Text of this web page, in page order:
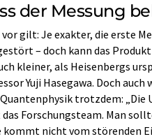
der Messung
vor gilt: Je exakter, die erste
– doch kann das
kleiner, als Heisenbergs
Yuji Hasegawa. Doch
trotzdem:
Forschungsteam. Man
kommt nicht vom störenden